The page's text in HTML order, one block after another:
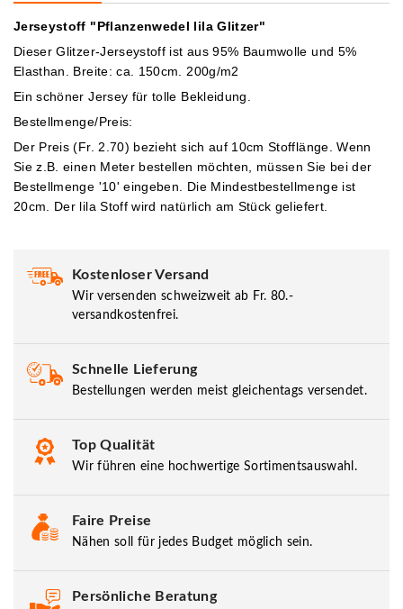
Jerseystoff "Pflanzenwedel lila Glitzer"
Dieser Glitzer-Jerseystoff ist aus 95% Baumwolle und 5%
Elasthan. Breite: ca. 150cm. 200g/m2
Ein schöner Jersey für tolle Bekleidung.
Bestellmenge/Preis:
Der Preis (Fr. 2.70) bezieht sich auf 10cm Stofflänge. Wenn
Sie z.B. einen Meter bestellen möchten, müssen Sie bei der
Bestellmenge '10' eingeben. Die Mindestbestellmenge ist
20cm. Der lila Stoff wird natürlich am Stück geliefert.
Kostenloser Versand
Wir versenden schweizweit ab Fr. 80.-
versandkostenfrei.
Schnelle Lieferung
Bestellungen werden meist gleichentags versendet.
Top Qualität
Wir führen eine hochwertige Sortimentsauswahl.
Faire Preise
Nähen soll für jedes Budget möglich sein.
Persönliche Beratung